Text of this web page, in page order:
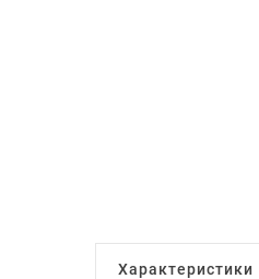
Характеристики